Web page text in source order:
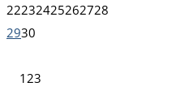
22232425262728
2930
1 23